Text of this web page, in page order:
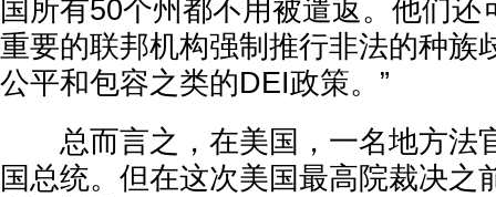
国所有50个州都不用被遣返。他们还
重要的联邦机构强制推行非法的种族
公平和包容之类的DEI政策。”
总而言之，在美国，一名地方法
国总统。但在这次美国最高院裁决之